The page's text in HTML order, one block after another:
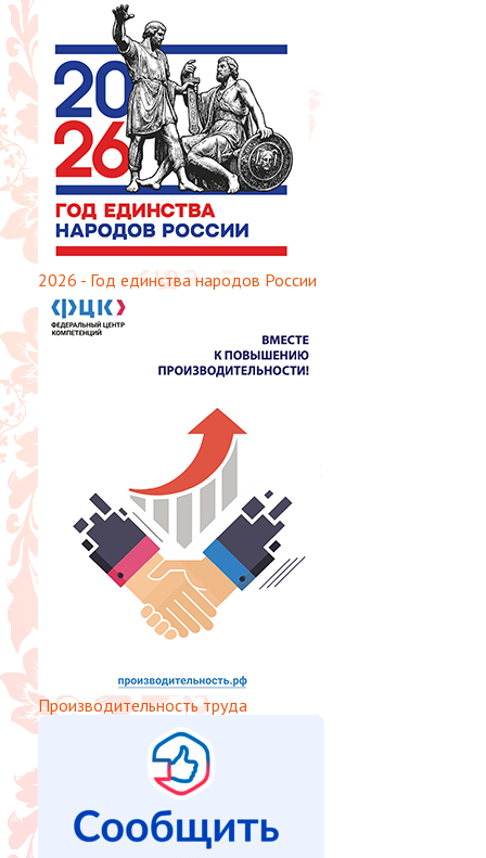
2026 - Год единства народов России
Производительность труда